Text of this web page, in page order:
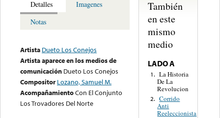
Detalles
Imagenes
Notas
Artista Dueto Los Conejos
Artista aparece en los medios de
comunicación Dueto Los Conejos
Compositor Lozano, Samuel M.
AcompañamientoCon El Conjunto
Los Trovadores Del Norte
También
en este
mismo
medio
LADO A
1. La Historia
De La
Revolucion
2. Corrido
Anti
Reeleccionista